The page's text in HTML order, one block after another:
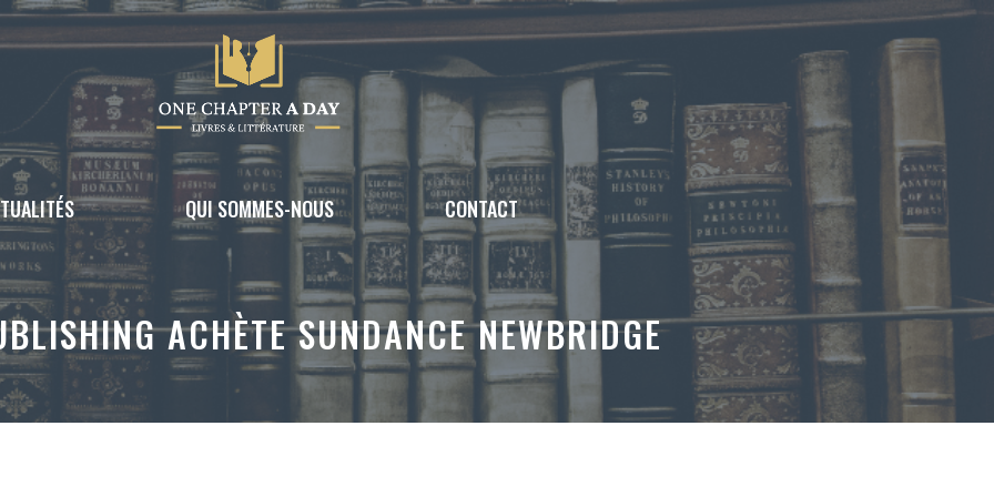
QUI SOMMES-NOUS CONTACT
ACHÈTE SUNDANCE NEWBRIDGE